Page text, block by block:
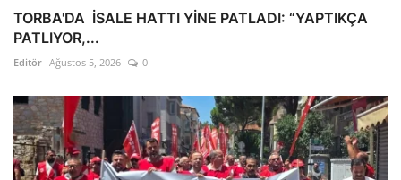
TORBA'DA İSALE HATTI YİNE PATLADI: “YAPTIKÇA
PATLIYOR,...
Editör Ağustos 5, 2026 0